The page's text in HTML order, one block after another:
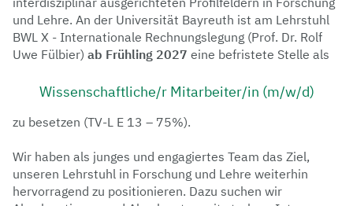
und Lehre. An der Universität Bayreuth ist am Lehrstuhl
BWL X - Internationale Rechnungslegung (Prof. Dr. Rolf
Uwe Fülbier) ab Frühling 2027 eine befristete Stelle als
Wissenschaftliche/r Mitarbeiter/in (m/w/d)
zu besetzen (TV-L E 13 – 75%).
Wir haben als junges und engagiertes Team das Ziel,
unseren Lehrstuhl in Forschung und Lehre weiterhin
hervorragend zu positionieren. Dazu suchen wir